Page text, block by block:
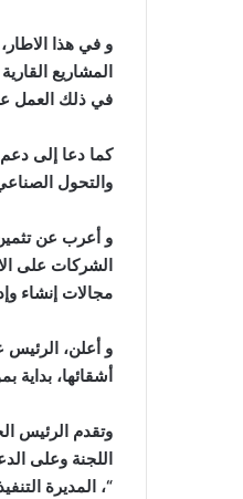
و في هذا
في ذلك العمل
كما دعا إلى دعم
والتحول
الشركات على
مجالات إنشاء
أشقائها، بداية
وتقدم الرئيس
اللجنة وعلى
“، المديرة